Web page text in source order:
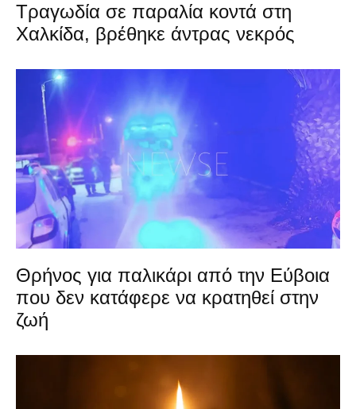
Τραγωδία σε παραλία κοντά στη
Χαλκίδα, βρέθηκε άντρας νεκρός
Θρήνος για παλικάρι από την Εύβοια
που δεν κατάφερε να κρατηθεί στην
ζωή